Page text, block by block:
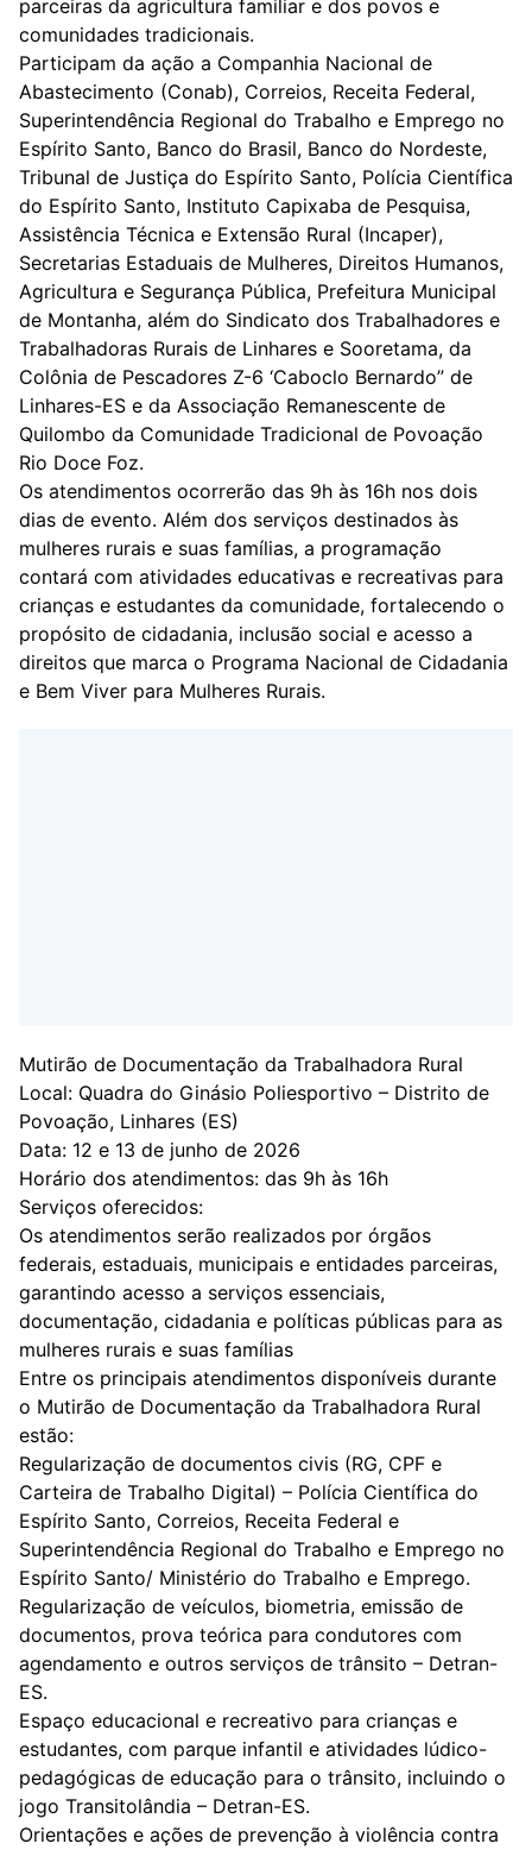
parceiras da agricultura familiar e dos povos e
comunidades tradicionais.
Participam da ação a Companhia Nacional de
Abastecimento (Conab), Correios, Receita Federal,
Superintendência Regional do Trabalho e Emprego no
Espírito Santo, Banco do Brasil, Banco do Nordeste,
Tribunal de Justiça do Espírito Santo, Polícia Científica
do Espírito Santo, Instituto Capixaba de Pesquisa,
Assistência Técnica e Extensão Rural (Incaper),
Secretarias Estaduais de Mulheres, Direitos Humanos,
Agricultura e Segurança Pública, Prefeitura Municipal
de Montanha, além do Sindicato dos Trabalhadores e
Trabalhadoras Rurais de Linhares e Sooretama, da
Colônia de Pescadores Z-6 ‘Caboclo Bernardo” de
Linhares-ES e da Associação Remanescente de
Quilombo da Comunidade Tradicional de Povoação
Rio Doce Foz.
Os atendimentos ocorrerão das 9h às 16h nos dois
dias de evento. Além dos serviços destinados às
mulheres rurais e suas famílias, a programação
contará com atividades educativas e recreativas para
crianças e estudantes da comunidade, fortalecendo o
propósito de cidadania, inclusão social e acesso a
direitos que marca o Programa Nacional de Cidadania
e Bem Viver para Mulheres Rurais.
Mutirão de Documentação da Trabalhadora Rural
Local: Quadra do Ginásio Poliesportivo – Distrito de
Povoação, Linhares (ES)
Data: 12 e 13 de junho de 2026
Horário dos atendimentos: das 9h às 16h
Serviços oferecidos:
Os atendimentos serão realizados por órgãos
federais, estaduais, municipais e entidades parceiras,
garantindo acesso a serviços essenciais,
documentação, cidadania e políticas públicas para as
mulheres rurais e suas famílias
Entre os principais atendimentos disponíveis durante
o Mutirão de Documentação da Trabalhadora Rural
estão:
Regularização de documentos civis (RG, CPF e
Carteira de Trabalho Digital) – Polícia Científica do
Espírito Santo, Correios, Receita Federal e
Superintendência Regional do Trabalho e Emprego no
Espírito Santo/ Ministério do Trabalho e Emprego.
Regularização de veículos, biometria, emissão de
documentos, prova teórica para condutores com
agendamento e outros serviços de trânsito – Detran-
ES.
Espaço educacional e recreativo para crianças e
estudantes, com parque infantil e atividades lúdico-
pedagógicas de educação para o trânsito, incluindo o
jogo Transitolândia – Detran-ES.
Orientações e ações de prevenção à violência contra